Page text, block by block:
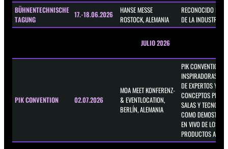
BÜHNENTECHNISCHE
TAGUNG
17.-18.06.2026
HANSE MESSE
ROSTOCK, ALEMANIA
RECONOCIDO
DE LA INDUSTRIA
JULIO 2026
PIK CONVENTION 02.07.2026
MOA MEET KONFERENZ-
& EVENTLOCATION,
BERLÍN, ALEMANIA
PIK CONVENTION
INSPIRADORAS
DE EXPERTOS Y
CONCEPTOS
SALAS Y
COMO
EN VIVO DE LOS
PRODUCTOS AV/IT.